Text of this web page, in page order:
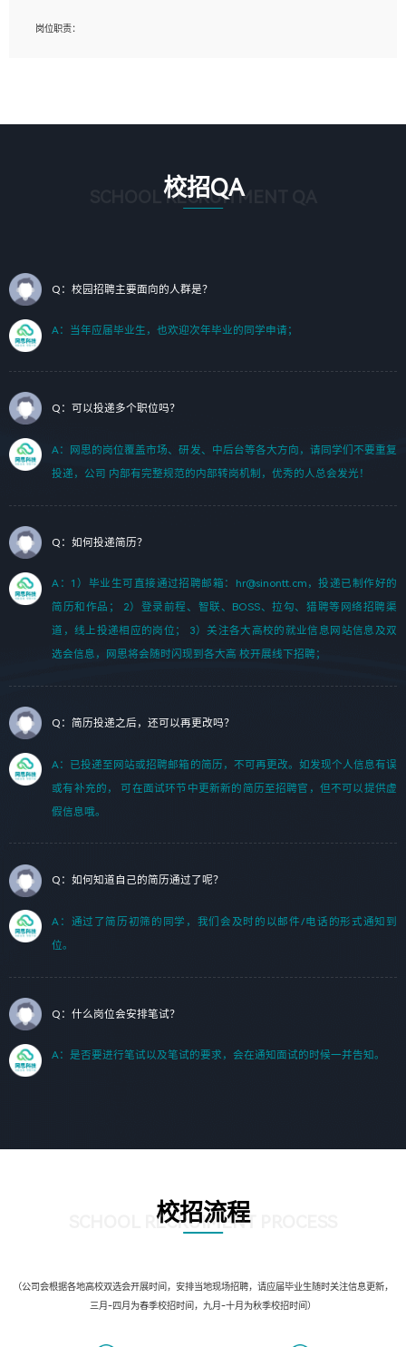
1、艺术设计类相关专业；（其中需求分析顾问不限专业）
岗位职责：
2. 熟悉 前端常用框架, 能独立完成设计给予的 UI 效果;
3. 有良好的代码习惯, 低级错误出现频率低;
7. 了解或熟悉 WebGL 及相关框架优先。
（岗位人员专职于行业应用解决方案、项目申报方案、投标方案的策划编写）
校招QA
SCHOOL RECRUITMENT QA
Q：校园招聘主要面向的人群是？
A：当年应届毕业生，也欢迎次年毕业的同学申请；
Q：可以投递多个职位吗？
A：网思的岗位覆盖市场、研发、中后台等各大方向，请同学们不要重复
投递，公司 内部有完整规范的内部转岗机制，优秀的人总会发光！
Q：如何投递简历？
A：1）毕业生可直接通过招聘邮箱：hr@sinontt.cm，投递已制作好的
简历和作品； 2）登录前程、智联、BOSS、拉勾、猎聘等网络招聘渠
道，线上投递相应的岗位； 3）关注各大高校的就业信息网站信息及双
选会信息，网思将会随时闪现到各大高 校开展线下招聘；
Q：简历投递之后，还可以再更改吗？
A：已投递至网站或招聘邮箱的简历，不可再更改。如发现个人信息有误
或有补充的， 可在面试环节中更新新的简历至招聘官，但不可以提供虚
假信息哦。
Q：如何知道自己的简历通过了呢？
A：通过了简历初筛的同学，我们会及时的以邮件/电话的形式通知到
位。
Q：什么岗位会安排笔试？
A：是否要进行笔试以及笔试的要求，会在通知面试的时候一并告知。
校招流程
SCHOOL RECRUIMENT PROCESS
（公司会根据各地高校双选会开展时间，安排当地现场招聘，请应届毕业生随时关注信息更新，
三月-四月为春季校招时间，九月-十月为秋季校招时间）